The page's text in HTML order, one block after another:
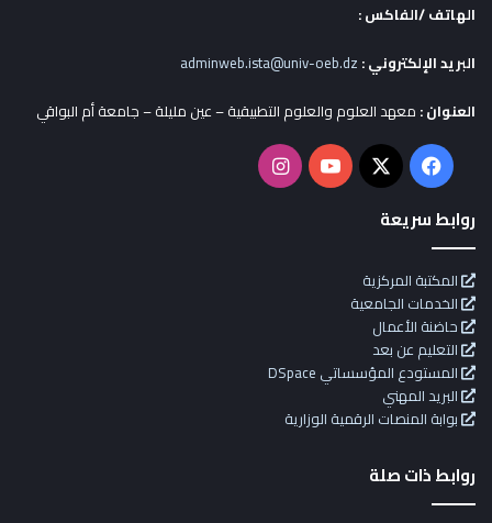
الهاتف /الفاكس :
البريد الإلكتروني : adminweb.ista@univ-oeb.dz
العنوان : معهد العلوم والعلوم التطبيقية – عين مليلة – جامعة أم البواقي
فيسبوك
X يوتيوبانستقرام
روابط سريعة
المكتبة المركزية
الخدمات الجامعية
حاضنة الأعمال
التعليم عن بعد
المستودع المؤسساتي DSpace
البريد المهني
بوابة المنصات الرقمية الوزارية
روابط ذات صلة